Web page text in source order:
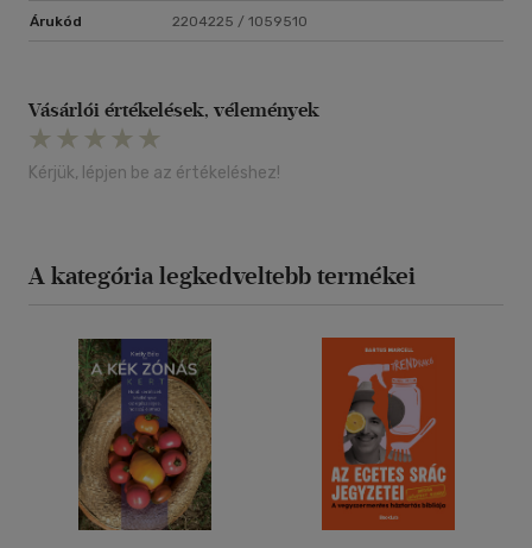
Árukód 2204225 / 1059510
Vásárlói értékelések, vélemények
Kérjük, lépjen be az értékeléshez!
A kategória legkedveltebb termékei